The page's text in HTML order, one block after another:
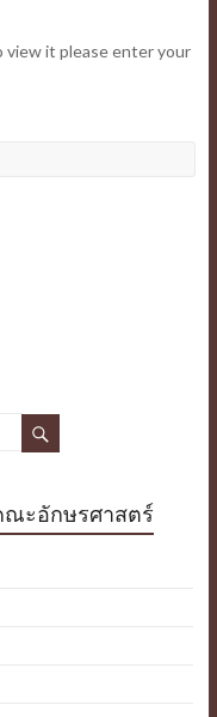
it please enter your
ณะอักษรศาสตร์